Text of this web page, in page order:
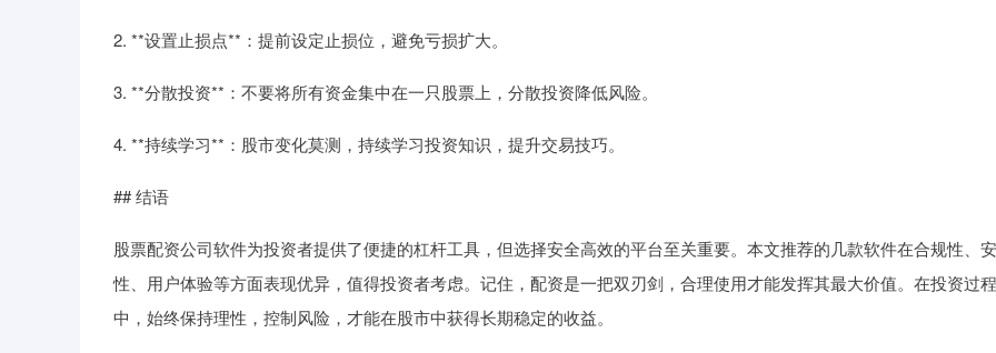
2. **设置止损点**：提前设定止损位，避免亏损扩大。
3. **分散投资**：不要将所有资金集中在一只股票上，分散投资降低风险。
4. **持续学习**：股市变化莫测，持续学习投资知识，提升交易技巧。
## 结语
股票配资公司软件为投资者提供了便捷的杠杆工具，但选择安全高效的平台至关重要。本文推荐的几款软件在合规性、
性、用户体验等方面表现优异，值得投资者考虑。记住，配资是一把双刃剑，合理使用才能发挥其最大价值。在投资过程
中，始终保持理性，控制风险，才能在股市中获得长期稳定的收益。